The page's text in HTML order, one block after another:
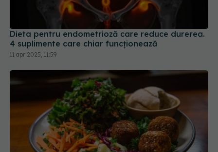
Dieta pentru endometrioză care reduce durerea.
4 suplimente care chiar funcționează
11 apr 2025, 11:59